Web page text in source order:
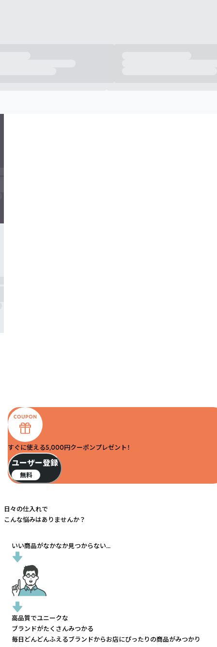
すぐに使える5,000円クーポンプレゼント！
ユーザー登録
無料
日々の仕入れで
こんな悩みはありませんか？
いい商品がなかなか見つからない...
高品質でユニークな
ブランドがたくさんみつかる
毎日どんどんふえるブランドからお店にぴったりの商品がみつかり